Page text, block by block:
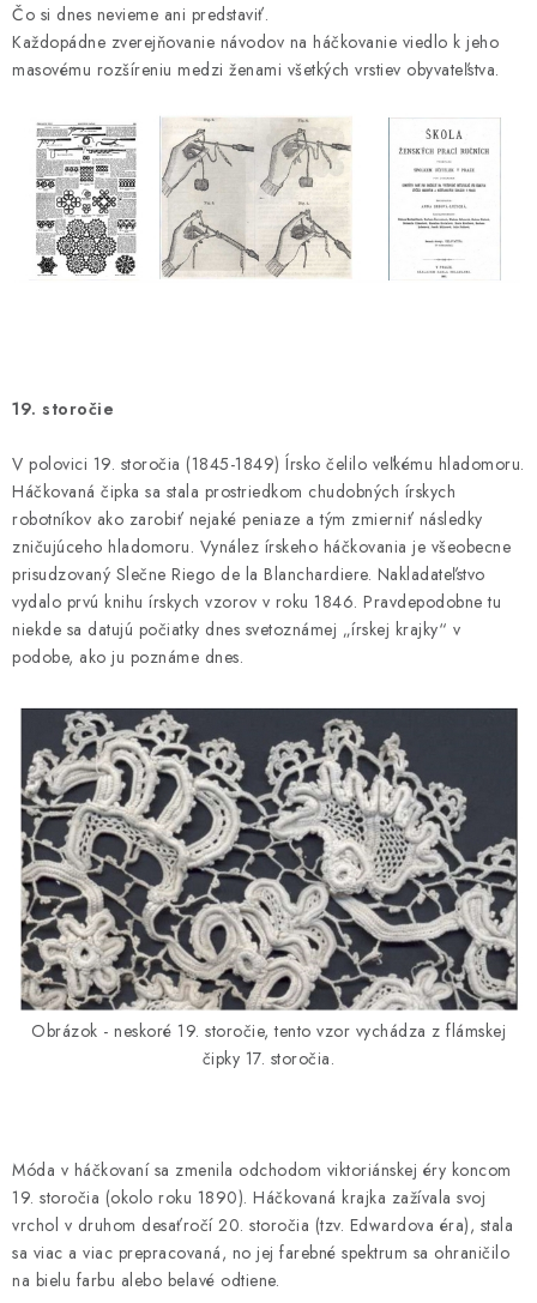
Čo si dnes nevieme ani predstaviť.
Každopádne zverejňovanie návodov na háčkovanie viedlo k jeho
masovému rozšíreniu medzi ženami všetkých vrstiev obyvateľstva.
19. storočie
V polovici 19. storočia (1845-1849) Írsko čelilo veľkému hladomoru.
Háčkovaná čipka sa stala prostriedkom chudobných írskych
robotníkov ako zarobiť nejaké peniaze a tým zmierniť následky
zničujúceho hladomoru. Vynález írskeho háčkovania je všeobecne
prisudzovaný Slečne Riego de la Blanchardiere. Nakladateľstvo
vydalo prvú knihu írskych vzorov v roku 1846. Pravdepodobne tu
niekde sa datujú počiatky dnes svetoznámej „írskej krajky“ v
podobe, ako ju poznáme dnes.
Obrázok - neskoré 19. storočie, tento vzor vychádza z flámskej
čipky 17. storočia.
Móda v háčkovaní sa zmenila odchodom viktoriánskej éry koncom
19. storočia (okolo roku 1890). Háčkovaná krajka zažívala svoj
vrchol v druhom desaťročí 20. storočia (tzv. Edwardova éra), stala
sa viac a viac prepracovaná, no jej farebné spektrum sa ohraničilo
na bielu farbu alebo belavé odtiene.